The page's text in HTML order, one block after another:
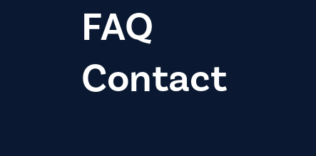
FAQ
Contact